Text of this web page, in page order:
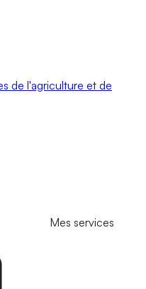
de l'agriculture et de
Mes services